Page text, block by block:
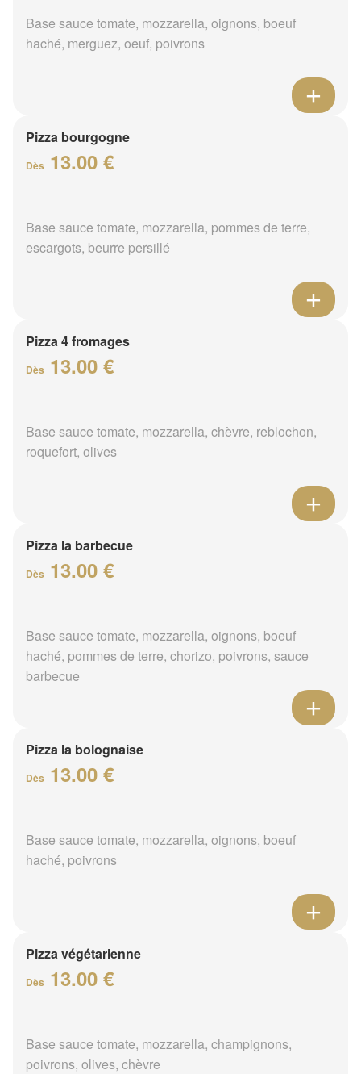
Base sauce tomate, mozzarella, oignons, boeuf
haché, merguez, oeuf, poivrons
Pizza bourgogne
Dès 13.00 €
Base sauce tomate, mozzarella, pommes de terre,
escargots, beurre persillé
Pizza 4 fromages
Dès 13.00 €
Base sauce tomate, mozzarella, chèvre, reblochon,
roquefort, olives
Pizza la barbecue
Dès 13.00 €
Base sauce tomate, mozzarella, oignons, boeuf
haché, pommes de terre, chorizo, poivrons, sauce
barbecue
Pizza la bolognaise
Dès 13.00 €
Base sauce tomate, mozzarella, oignons, boeuf
haché, poivrons
Pizza végétarienne
Dès 13.00 €
Base sauce tomate, mozzarella, champignons,
poivrons, olives, chèvre